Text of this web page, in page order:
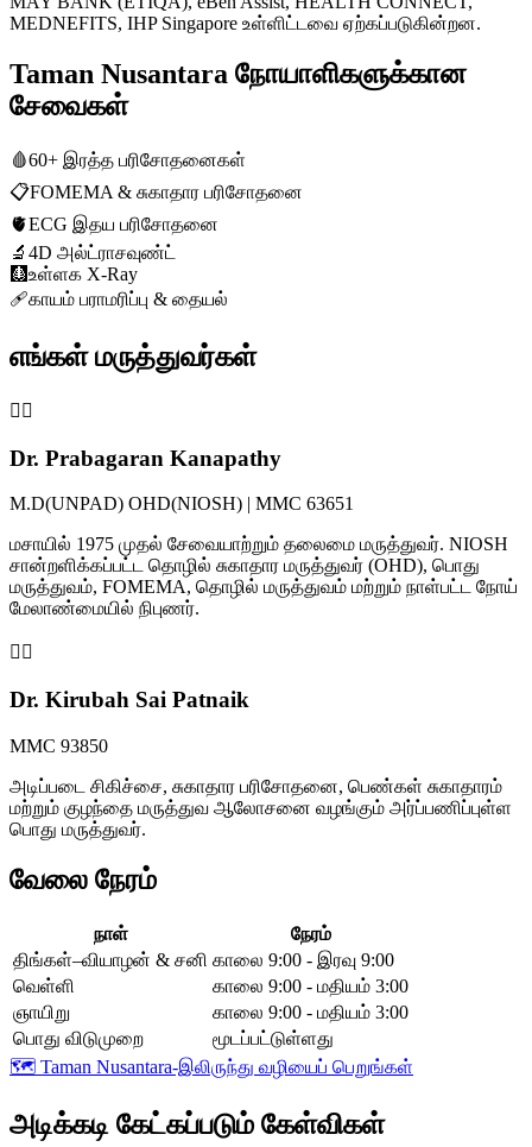
MEDNEFITS, IHP Singapore உள்ளிட்டவை ஏற்கப்படுகின்றன.
Taman Nusantara நோயாளிகளுக்கான
சேவைகள்
🩸60+ இரத்த பரிசோதனைகள்
📋FOMEMA & சுகாதார பரிசோதனை
🫀ECG இதய பரிசோதனை
🔬 4D அல்ட்ராசவுண்ட்
🩻உள்ளக X-Ray
🩹காயம் பராமரிப்பு & தையல்
எங்கள் மருத்துவர்கள்
👨‍⚕️
Dr. Prabagaran Kanapathy
M.D(UNPAD) OHD(NIOSH) | MMC 63651
மசாயில் 1975 முதல் சேவையாற்றும் தலைமை மருத்துவர். NIOSH
சான்றளிக்கப்பட்ட தொழில் சுகாதார மருத்துவர் (OHD), பொது
மருத்துவம், FOMEMA, தொழில் மருத்துவம் மற்றும் நாள்பட்ட நோய்
மேலாண்மையில் நிபுணர்.
👩‍⚕️
Dr. Kirubah Sai Patnaik
MMC 93850
அடிப்படை சிகிச்சை, சுகாதார பரிசோதனை, பெண்கள் சுகாதாரம்
மற்றும் குழந்தை மருத்துவ ஆலோசனை வழங்கும் அர்ப்பணிப்புள்ள
பொது மருத்துவர்.
வேலை நேரம்
நாள்
நேரம்
திங்கள்–வியாழன் & சனி காலை 9:00 - இரவு 9:00
வெள்ளி
காலை 9:00 - மதியம் 3:00
ஞாயிறு
காலை 9:00 - மதியம் 3:00
பொது விடுமுறை
மூடப்பட்டுள்ளது
🗺️ Taman Nusantara-இலிருந்து வழியைப் பெறுங்கள்
அடிக்கடி கேட்கப்படும் கேள்விகள்